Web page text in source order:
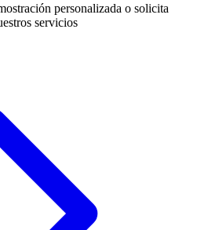
personalizada o solicita
servicios